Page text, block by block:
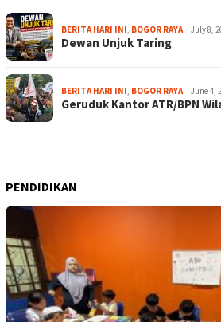
BERITA HARI INI BOGOR RAYA July 8,
Dewan Unjuk Taring
BERITA HARI INI BOGOR RAYA June 4,
Geruduk Kantor ATR/BPN
PENDIDIKAN